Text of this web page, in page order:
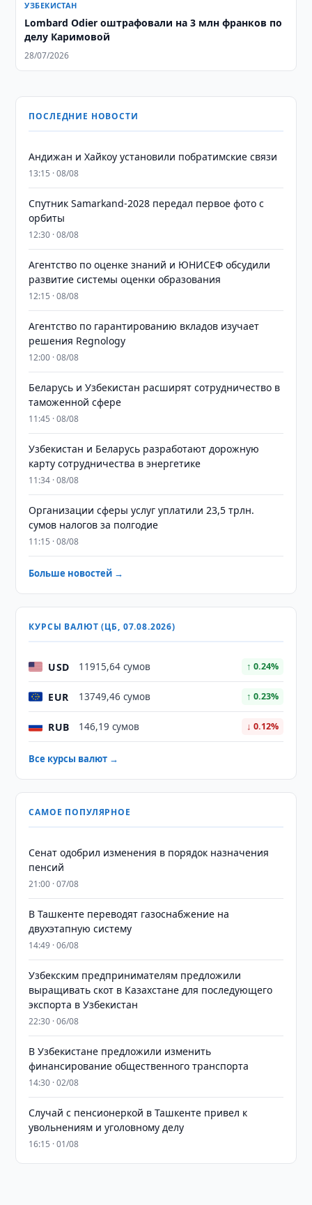
УЗБЕКИСТАН
Lombard Odier оштрафовали на 3 млн франков по
делу Каримовой
28/07/2026
ПОСЛЕДНИЕ НОВОСТИ
Андижан и Хайкоу установили побратимские связи
13:15 · 08/08
Спутник Samarkand-2028 передал первое фото с
орбиты
12:30 · 08/08
Агентство по оценке знаний и ЮНИСЕФ обсудили
развитие системы оценки образования
12:15 · 08/08
Агентство по гарантированию вкладов изучает
решения Regnology
12:00 · 08/08
Беларусь и Узбекистан расширят сотрудничество в
таможенной сфере
11:45 · 08/08
Узбекистан и Беларусь разработают дорожную
карту сотрудничества в энергетике
11:34 · 08/08
Организации сферы услуг уплатили 23,5 трлн.
сумов налогов за полгодие
11:15 · 08/08
Больше новостей →
КУРСЫ ВАЛЮТ (ЦБ, 07.08.2026)
USD 11915,64 сумов ↑ 0.24%
EUR 13749,46 сумов ↑ 0.23%
RUB 146,19 сумов ↓ 0.12%
Все курсы валют →
САМОЕ ПОПУЛЯРНОЕ
Сенат одобрил изменения в порядок назначения
пенсий
21:00 · 07/08
В Ташкенте переводят газоснабжение на
двухэтапную систему
14:49 · 06/08
Узбекским предпринимателям предложили
выращивать скот в Казахстане для последующего
экспорта в Узбекистан
22:30 · 06/08
В Узбекистане предложили изменить
финансирование общественного транспорта
14:30 · 02/08
Случай с пенсионеркой в Ташкенте привел к
увольнениям и уголовному делу
16:15 · 01/08